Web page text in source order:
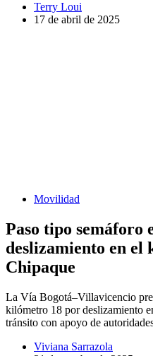
Terry Loui
17 de abril de 2025
Movilidad
Paso tipo
deslizamiento en el
Chipaque
La Vía Bogotá–Villavicencio
kilómetro 18 por deslizamiento
tránsito con apoyo de
Viviana Sarrazola